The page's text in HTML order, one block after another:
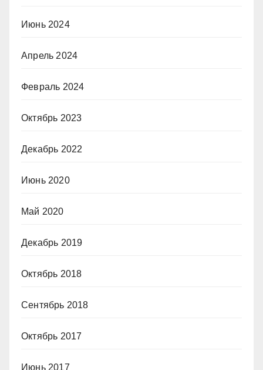
Июнь 2024
Апрель 2024
Февраль 2024
Октябрь 2023
Декабрь 2022
Июнь 2020
Май 2020
Декабрь 2019
Октябрь 2018
Сентябрь 2018
Октябрь 2017
Июнь 2017